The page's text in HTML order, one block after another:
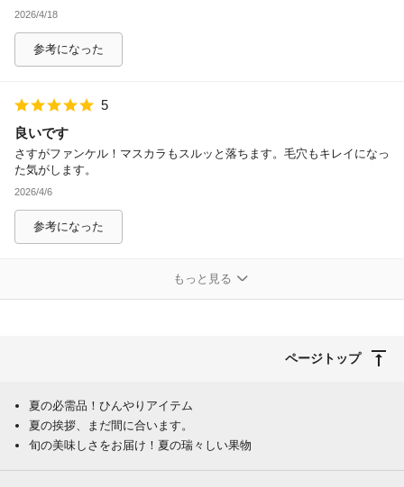
2026/4/18
参考になった
5
良いです
さすがファンケル！マスカラもスルッと落ちます。毛穴もキレイになっ
た気がします。
2026/4/6
参考になった
もっと見る
ページトップ
夏の必需品！ひんやりアイテム
夏の挨拶、まだ間に合います。
旬の美味しさをお届け！夏の瑞々しい果物